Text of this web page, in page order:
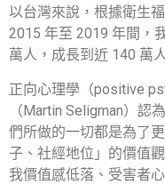
以台灣來說，根據衛生
2015 年至 2019 年間，
萬人，成長到近 140 萬
正向心理學（positive
（Martin Seligman）認
們所做的一切都是為了
子、社經地位」的價值
我價值感低落、受害者